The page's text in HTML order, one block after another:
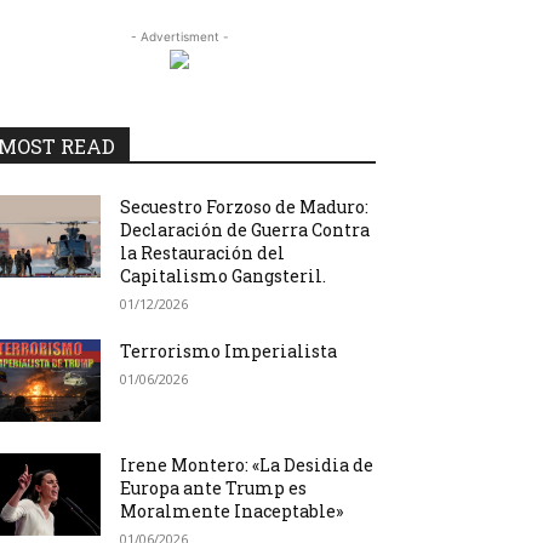
- Advertisment -
READ
Secuestro Forzoso de Maduro:
Declaración de Guerra Contra
la Restauración del
Capitalismo Gangsteril.
01/12/2026
Terrorismo Imperialista
01/06/2026
Irene Montero: «La Desidia de
Europa ante Trump es
Moralmente Inaceptable»
01/06/2026